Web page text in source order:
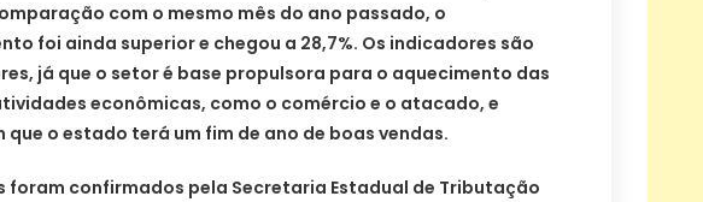
com o mesmo mês do ano passado, o
foi ainda superior e chegou a 28,7%. Os indicadores são
já que o setor é base propulsora para o aquecimento das
econômicas, como o comércio e o atacado, e
que o estado terá um fim de ano de boas vendas.
foram confirmados pela Secretaria Estadual de Tributação